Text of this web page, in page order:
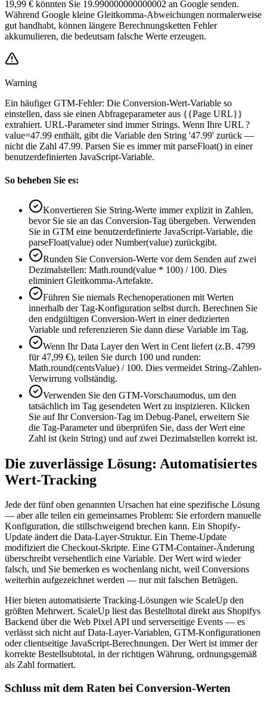
19,99 € könnten Sie 19.990000000000002 an Google senden.
Während Google kleine Gleitkomma-Abweichungen normalerweise
gut handhabt, können längere Berechnungsketten Fehler
akkumulieren, die bedeutsam falsche Werte erzeugen.
Warning
Ein häufiger GTM-Fehler: Die Conversion-Wert-Variable so
einstellen, dass sie einen Abfrageparameter aus {{Page URL}}
extrahiert. URL-Parameter sind immer Strings. Wenn Ihre URL ?
value=47.99 enthält, gibt die Variable den String '47.99' zurück —
nicht die Zahl 47.99. Parsen Sie es immer mit parseFloat() in einer
benutzerdefinierten JavaScript-Variable.
So beheben Sie es:
Konvertieren Sie String-Werte immer explizit in Zahlen,
bevor Sie sie an das Conversion-Tag übergeben. Verwenden
Sie in GTM eine benutzerdefinierte JavaScript-Variable, die
parseFloat(value) oder Number(value) zurückgibt.
Runden Sie Conversion-Werte vor dem Senden auf zwei
Dezimalstellen: Math.round(value * 100) / 100. Dies
eliminiert Gleitkomma-Artefakte.
Führen Sie niemals Rechenoperationen mit Werten
innerhalb der Tag-Konfiguration selbst durch. Berechnen Sie
den endgültigen Conversion-Wert in einer dedizierten
Variable und referenzieren Sie dann diese Variable im Tag.
Wenn Ihr Data Layer den Wert in Cent liefert (z.B. 4799
für 47,99 €), teilen Sie durch 100 und runden:
Math.round(centsValue) / 100. Dies vermeidet String-/Zahlen-
Verwirrung vollständig.
Verwenden Sie den GTM-Vorschaumodus, um den
tatsächlich im Tag gesendeten Wert zu inspizieren. Klicken
Sie auf Ihr Conversion-Tag im Debug-Panel, erweitern Sie
die Tag-Parameter und überprüfen Sie, dass der Wert eine
Zahl ist (kein String) und auf zwei Dezimalstellen korrekt ist.
Die zuverlässige Lösung: Automatisiertes
Wert-Tracking
Jede der fünf oben genannten Ursachen hat eine spezifische Lösung
— aber alle teilen ein gemeinsames Problem: Sie erfordern manuelle
Konfiguration, die stillschweigend brechen kann. Ein Shopify-
Update ändert die Data-Layer-Struktur. Ein Theme-Update
modifiziert die Checkout-Skripte. Eine GTM-Container-Änderung
überschreibt versehentlich eine Variable. Der Wert wird wieder
falsch, und Sie bemerken es wochenlang nicht, weil Conversions
weiterhin aufgezeichnet werden — nur mit falschen Beträgen.
Hier bieten automatisierte Tracking-Lösungen wie ScaleUp den
größten Mehrwert. ScaleUp liest das Bestelltotal direkt aus Shopifys
Backend über die Web Pixel API und serverseitige Events — es
verlässt sich nicht auf Data-Layer-Variablen, GTM-Konfigurationen
oder clientseitige JavaScript-Berechnungen. Der Wert ist immer der
korrekte Bestellsubtotal, in der richtigen Währung, ordnungsgemäß
als Zahl formatiert.
Schluss mit dem Raten bei Conversion-Werten